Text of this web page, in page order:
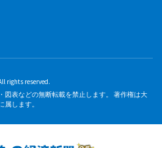
rights reserved.
図表などの無断転載を禁止します。 著作権は大
します。